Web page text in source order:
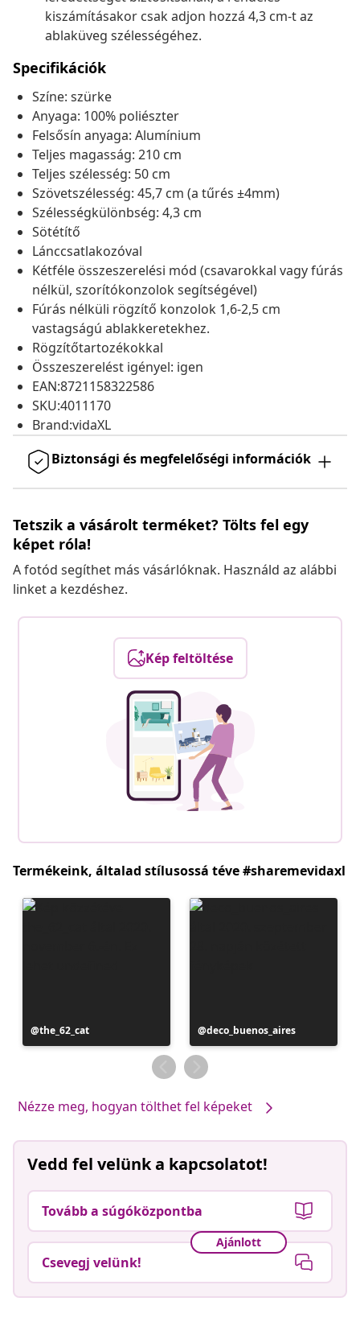
kiszámításakor csak adjon hozzá 4,3 cm-t az
ablaküveg szélességéhez.
Specifikációk
Színe: szürke
Anyaga: 100% poliészter
Felsősín anyaga: Alumínium
Teljes magasság: 210 cm
Teljes szélesség: 50 cm
Szövetszélesség: 45,7 cm (a tűrés ±4mm)
Szélességkülönbség: 4,3 cm
Sötétítő
Lánccsatlakozóval
Kétféle összeszerelési mód (csavarokkal vagy fúrás
nélkül, szorítókonzolok segítségével)
Fúrás nélküli rögzítő konzolok 1,6-2,5 cm
vastagságú ablakkeretekhez.
Rögzítőtartozékokkal
Összeszerelést igényel: igen
EAN:8721158322586
SKU:4011170
Brand:vidaXL
Biztonsági és megfelelőségi információk
Tetszik a vásárolt terméket? Tölts fel egy
képet róla!
A fotód segíthet más vásárlóknak. Használd az alábbi
linket a kezdéshez.
Kép feltöltése
Termékeink, általad stílusossá téve #sharemevidaxl
Bejegyzés
közzétevője
the_62_cat
Bejegyzés
közzétevője
deco_buenos_aires
Nézze meg, hogyan tölthet fel képeket
Vedd fel velünk a kapcsolatot!
Tovább a súgóközpontba
Ajánlott
Csevegj velünk!